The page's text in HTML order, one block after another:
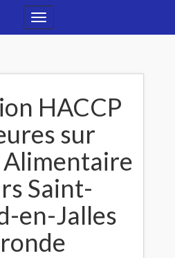
Toggle
HACCP
sur
Saint-
en-Jalles